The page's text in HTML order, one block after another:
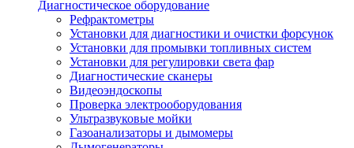
Диагностическое оборудование
Рефрактометры
Установки для диагностики и очистки форсунок
Установки для промывки топливных систем
Установки для регулировки света фар
Диагностические сканеры
Видеоэндоскопы
Проверка электрооборудования
Ультразвуковые мойки
Газоанализаторы и дымомеры